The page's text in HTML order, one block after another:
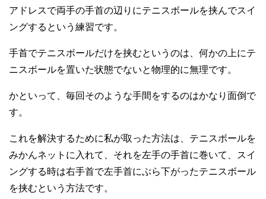
アドレスで両手の手首の辺りにテニスボールを挟んでスイ
ングするという練習です。
手首でテニスボールだけを挟むというのは、何かの上にテ
ニスボールを置いた状態でないと物理的に無理です。
かといって、毎回そのような手間をするのはかなり面倒で
す。
これを解決するために私が取った方法は、テニスボールを
みかんネットに入れて、それを左手の手首に巻いて、スイ
ングする時は右手首で左手首にぶら下がったテニスボール
を挟むという方法です。